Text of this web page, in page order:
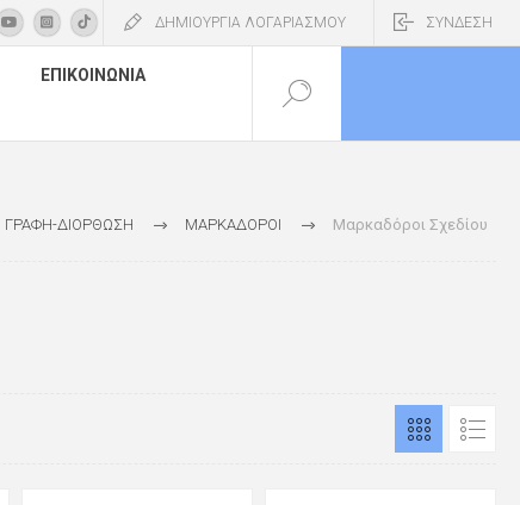
ΔΗΜΙΟΥΡΓΙΑ ΛΟΓΑΡΙΑΣΜΟΥ ΣΥΝΔΕΣΗ
ΕΠΙΚΟΙΝΩΝΊΑ
ΓΡΑΦΗ-ΔΙΟΡΘΩΣΗ ΜΑΡΚΑΔΟΡΟΙ Μαρκαδόροι Σχεδίου